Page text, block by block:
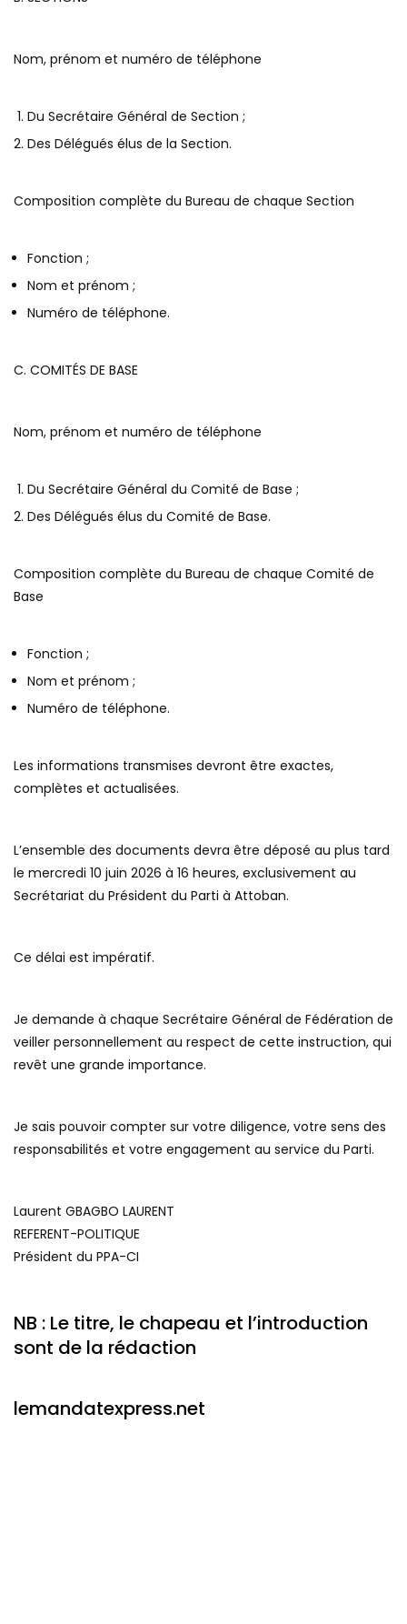
Nom, prénom et numéro de téléphone
Du Secrétaire Général de Section ;
Des Délégués élus de la Section.
Composition complète du Bureau de chaque Section
Fonction ;
Nom et prénom ;
Numéro de téléphone.
C. COMITÉS DE BASE
Nom, prénom et numéro de téléphone
Du Secrétaire Général du Comité de Base ;
Des Délégués élus du Comité de Base.
Composition complète du Bureau de chaque Comité de
Base
Fonction ;
Nom et prénom ;
Numéro de téléphone.
Les informations transmises devront être exactes,
complètes et actualisées.
L’ensemble des documents devra être déposé au plus tard
le mercredi 10 juin 2026 à 16 heures, exclusivement au
Secrétariat du Président du Parti à Attoban.
Ce délai est impératif.
Je demande à chaque Secrétaire Général de Fédération de
veiller personnellement au respect de cette instruction, qui
revêt une grande importance.
Je sais pouvoir compter sur votre diligence, votre sens des
responsabilités et votre engagement au service du Parti.
Laurent GBAGBO LAURENT
REFERENT-POLITIQUE
Président du PPA-CI
NB : Le titre, le chapeau et l’introduction
sont de la rédaction
lemandatexpress.net